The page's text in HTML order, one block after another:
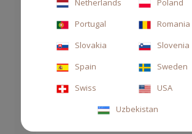
SAPONE MANI E CORPO 250 ML
Portugal
Romania
Slovakia
Slovenia
Spain
Sweden
Swiss
USA
Uzbekistan